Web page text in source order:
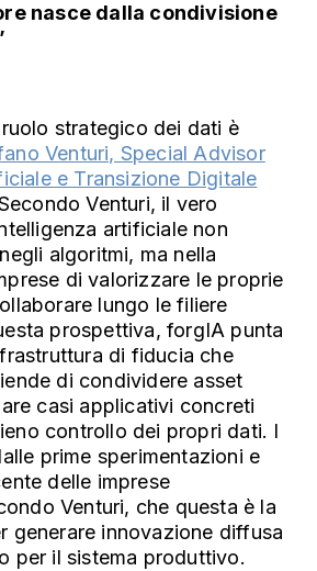
nasce dalla condivisione
strategico dei dati è
Venturi, Special Advisor
e Transizione Digitale
Venturi, il vero
artificiale non
algoritmi, ma nella
di valorizzare le proprie
lungo le filiere
prospettiva, forgIA punta
di fiducia che
di condividere asset
casi applicativi concreti
controllo dei propri dati. I
prime sperimentazioni e
delle imprese
Venturi, che questa è la
generare innovazione diffusa
per il sistema produttivo.